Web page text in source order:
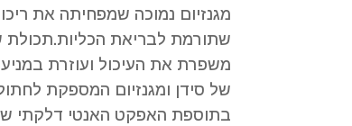
מגנזיום נמוכה שמפחיתה את
שתורמת לבריאת הכליות.תכולת
משפרת את העיכול ועוזרת
של סידן ומגנזיום המספקת
בתוספת האפקט האנטי דלקתי